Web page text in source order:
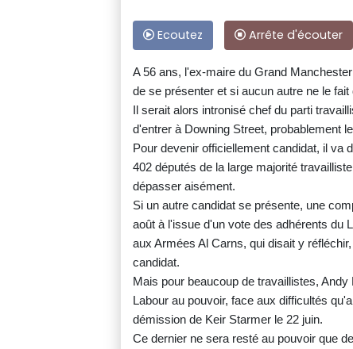
Ecoutez Arrête d'écouter
A 56 ans, l'ex-maire du Grand
de se présenter et si aucun autre ne le
Il serait alors intronisé chef du parti
d'entrer à Downing Street, probablement
Pour devenir officiellement candidat, il va
402 députés de la large majorité
dépasser aisément.
Si un autre candidat se présente, une
août à l'issue d'un vote des adhérents du
aux Armées Al Carns, qui disait y
candidat.
Mais pour beaucoup de travaillistes,
Labour au pouvoir, face aux difficultés
démission de Keir Starmer le 22 juin.
Ce dernier ne sera resté au pouvoir que